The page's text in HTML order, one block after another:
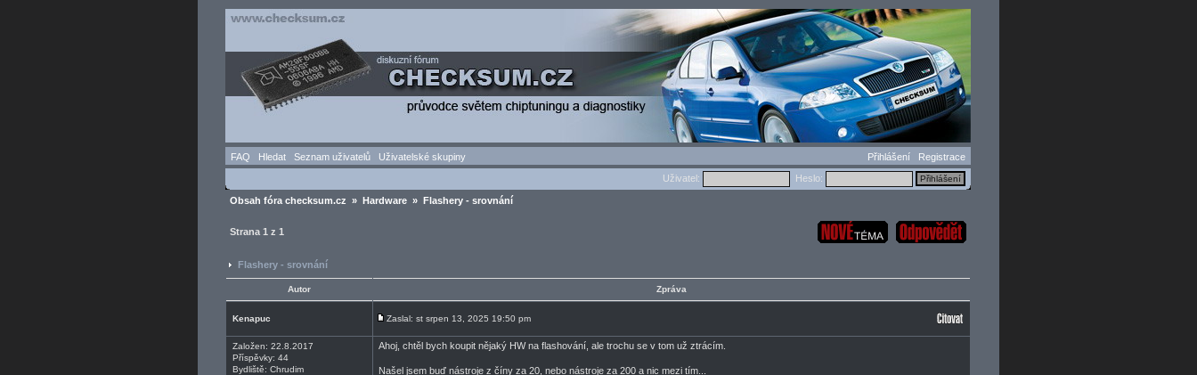
FAQ Hledat Seznam uživatelů Uživatelské skupiny Přihlášení
Registrace
Uživatel:
Heslo:
Obsah fóra checksum.cz » Hardware » Flashery - srovnání
Strana 1 z 1
Flashery - srovnání
Autor Zpráva
Kenapuc Zaslal: st srpen 13, 2025 19:50 pm
Založen: 22.8.2017
Příspěvky: 44
Bydliště: Chrudim
Ahoj, chtěl bych koupit nějaký HW na flashování, ale trochu se v tom už ztrácím.
Našel jsem buď nástroje z číny za 20, nebo nástroje za 200 a nic mezi tím...